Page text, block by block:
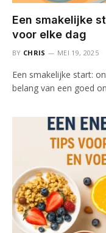
Een smakelijke
voor elke dag
BY CHRIS MEI 19, 2025
Een smakelijke start:
belang van een goed